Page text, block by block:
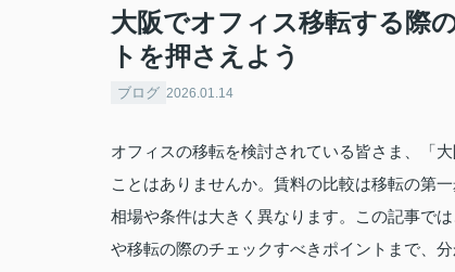
大阪でオフィス移転する際
トを押さえよう
ブログ 2026.01.14
オフィスの移転を検討されている皆さま、「
ことはありませんか。賃料の比較は移転の第
相場や条件は大きく異なります。この記事で
や移転の際のチェックすべきポイントまで、